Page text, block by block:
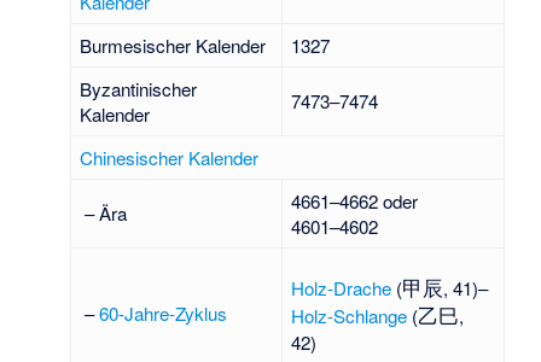
Burmesischer Kalender
1327
Byzantinischer
Kalender
7473–7474
Chinesischer Kalender
– Ära
4661–4662 oder
4601–4602
–60-Jahre-Zyklus
Holz-Drache (甲辰, 41)–
Holz-Schlange (乙巳,
42)